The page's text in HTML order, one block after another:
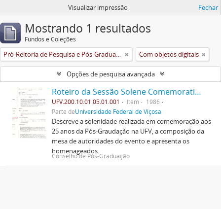
Visualizar impressão Fechar
Mostrando 1 resultados
Fundos e Coleções
Pró-Reitoria de Pesquisa e Pós-Graduação Com objetos digitais
Opções de pesquisa avançada
Roteiro da Sessão Solene Comemorativa do Jubileu de Prata da Pós-Graduação na U.F.V.
UFV.200.10.01.05.01.001 Item
1986
Parte deUniversidade Federal de Viçosa
Descreve a solenidade realizada em comemoração aos
25 anos da Pós-Graudação na UFV, a composição da
mesa de autoridades do evento e apresenta os
homenageados.
Conselho de Pós-Graduação